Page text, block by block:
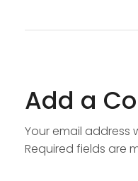
Add a
Your email address
Required fields are